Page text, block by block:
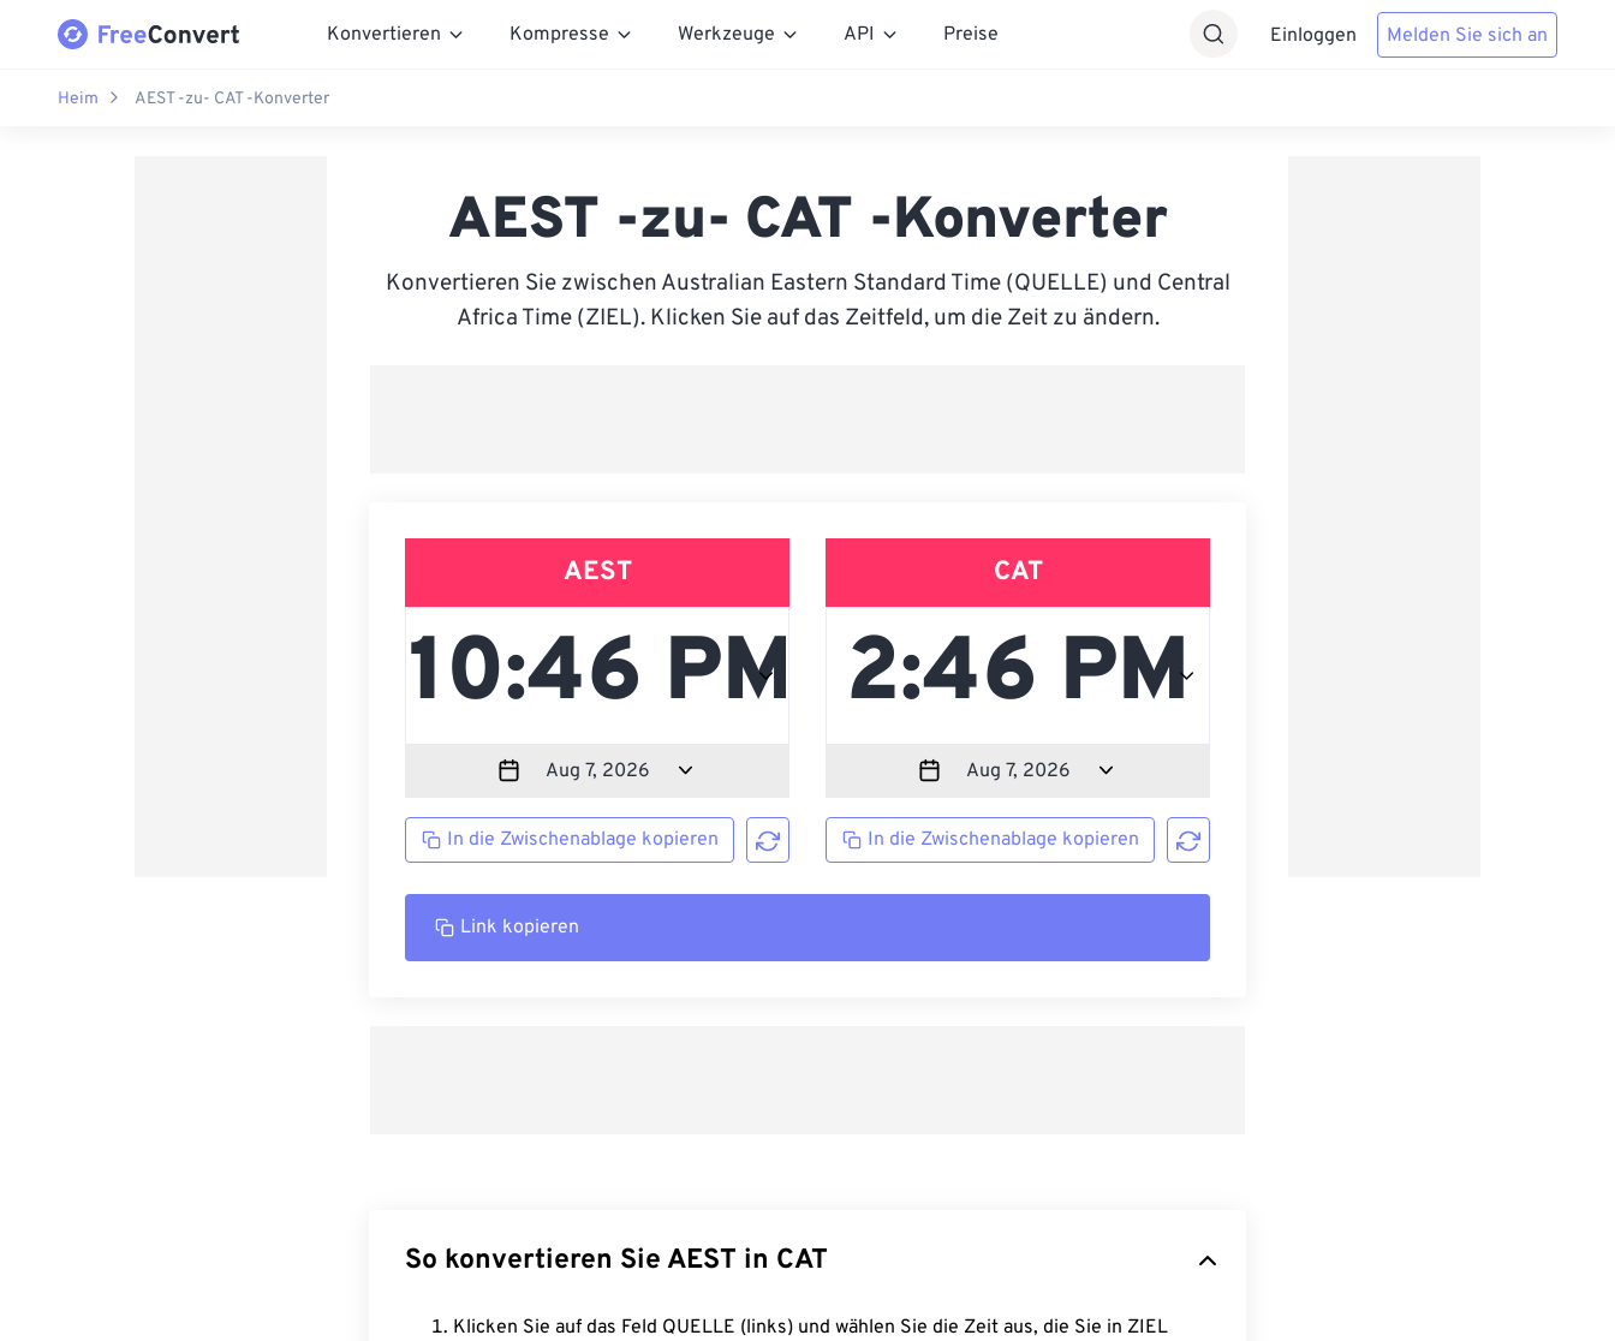
Konvertieren Kompresse Werkzeuge API Preise Einloggen Melden Sie sich an
Heim AEST -zu- CAT -Konverter
AEST -zu- CAT -Konverter
Konvertieren Sie zwischen Australian Eastern Standard Time (QUELLE) und Central
Africa Time (ZIEL). Klicken Sie auf das Zeitfeld, um die Zeit zu ändern.
AEST
In die Zwischenablage kopieren
CAT
In die Zwischenablage kopieren
Link kopieren
So konvertieren Sie AEST in CAT
Klicken Sie auf das Feld QUELLE (links) und wählen Sie die Zeit aus, die Sie in ZIEL